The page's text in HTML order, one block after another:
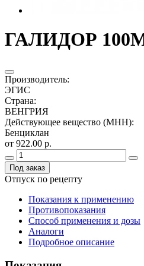
ГАЛИДОР
Производитель:
ЭГИС
Страна:
ВЕНГРИЯ
Действующее вещество (МНН):
Бенциклан
от 922.00 р.
Под заказ
Отпуск по рецепту
Показания к применению
Противопоказания
Способ применения и дозы
Аналоги
Подробное описание